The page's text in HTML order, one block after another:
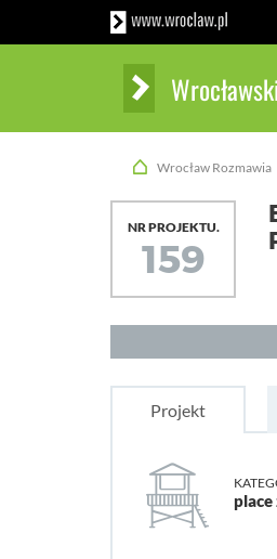
Wrocław Rozmawia
NR PROJEKTU.
159
Projekt
place